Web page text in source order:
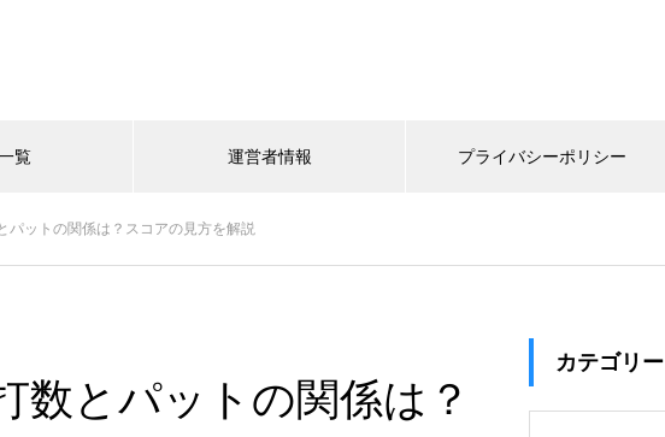
覧 運営者情報 プライバシーポリシー
パットの関係は？スコアの見方を解説
数とパットの関係は？
カテゴリー